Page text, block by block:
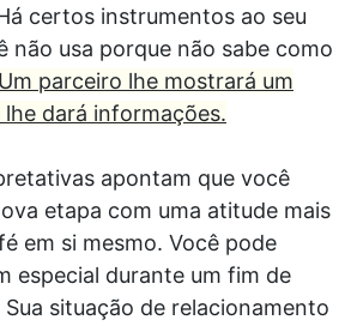
certos instrumentos ao seu
não usa porque não sabe como
Um parceiro lhe mostrará um
dará informações.
apontam que você
etapa com uma atitude mais
em si mesmo. Você pode
especial durante um fim de
situação de relacionamento